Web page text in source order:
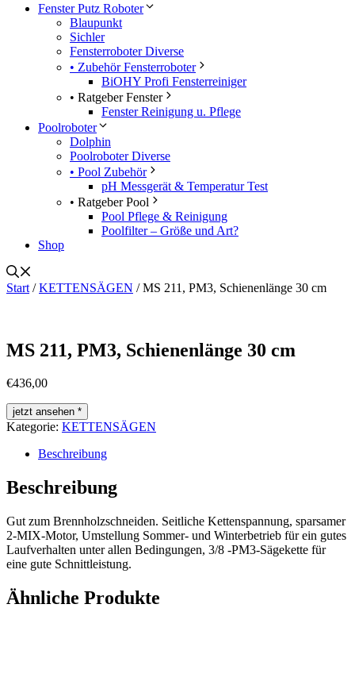
Fenster Putz Roboter
Blaupunkt
Sichler
Fensterroboter Diverse
• Zubehör Fensterroboter
BiOHY Profi Fensterreiniger
• Ratgeber Fenster
Fenster Reinigung u. Pflege
Poolroboter
Dolphin
Poolroboter Diverse
• Pool Zubehör
pH Messgerät & Temperatur Test
• Ratgeber Pool
Pool Pflege & Reinigung
Poolfilter – Größe und Art?
Shop
Start /KETTENSÄGEN / MS 211, PM3, Schienenlänge 30 cm
MS 211, PM3, Schienenlänge 30 cm
€436,00
jetzt ansehen *
Kategorie: KETTENSÄGEN
Beschreibung
Beschreibung
Gut zum Brennholzschneiden. Seitliche Kettenspannung, sparsamer
2-MIX-Motor, Umstellung Sommer- und Winterbetrieb für ein gutes
Laufverhalten unter allen Bedingungen, 3/8 -PM3-Sägekette für
eine gute Schnittleistung.
Ähnliche Produkte